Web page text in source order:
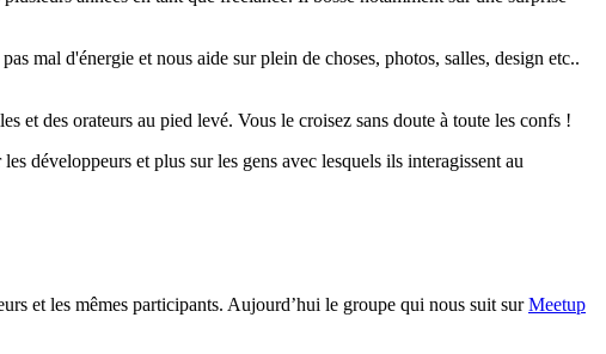
mal d'énergie et nous aide sur plein de choses, photos, salles, design etc..
et des orateurs au pied levé. Vous le croisez sans doute à toute les confs !
développeurs et plus sur les gens avec lesquels ils interagissent au
et les mêmes participants. Aujourd’hui le groupe qui nous suit surMeetup